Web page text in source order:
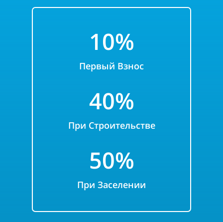
10%
Первый Взнос
40%
При Строительстве
50%
При Заселении